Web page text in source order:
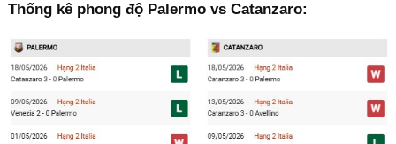
Thống kê phong độ Palermo vs Catanzaro: